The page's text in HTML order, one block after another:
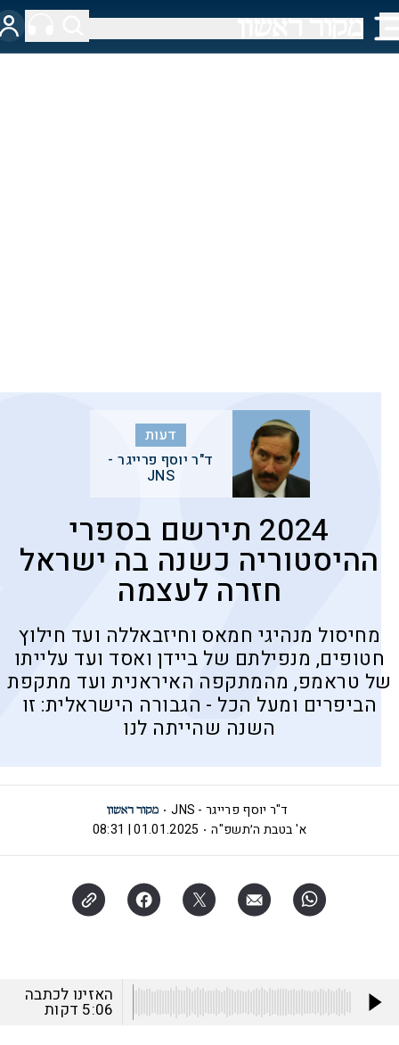
דעות
ד"ר יוסף פרייגר -
JNS
2024 תירשם בספרי
ההיסטוריה כשנה בה ישראל
חזרה לעצמה
מחיסול מנהיגי חמאס וחיזבאללה ועד חילוץ
חטופים, מנפילתם של ביידן ואסד ועד עלייתו
של טראמפ, מהמתקפה האיראנית ועד מתקפת
הביפרים ומעל הכל - הגבורה הישראלית: זו
השנה שהייתה לנו
ד"ר יוסף פרייגר - JNS
א' בטבת ה׳תשפ"ה
01.01.2025 | 08:31
האזינו לכתבה
5:06 דקות